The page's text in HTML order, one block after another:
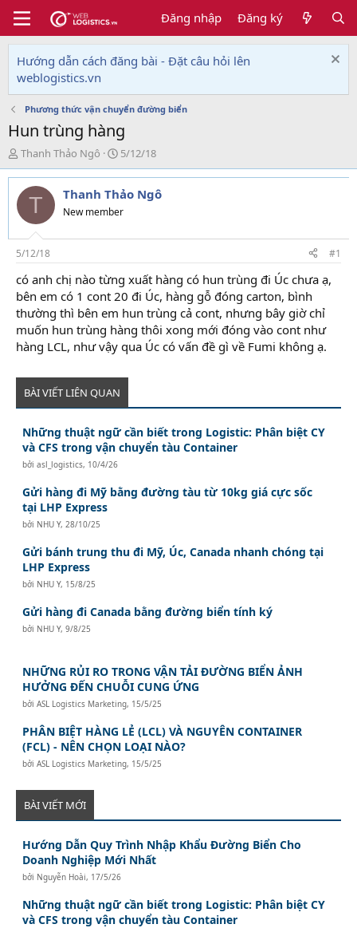
Đăng nhập Đăng ký
Hướng dẫn cách đăng bài - Đặt câu hỏi lên
weblogistics.vn
Phương thức vận chuyển đường biển
Hun trùng hàng
T
h
r
e
d
s
t
a
r
t
e
r
Thanh Thảo Ngô
N
g
à
y
g
i
5/12/18
T Thanh Thảo Ngô
New member
5/12/18 #1
có anh chị nào từng xuất hàng có hun trùng đi Úc chưa ạ,
bên em có 1 cont 20 đi Úc, hàng gỗ đóng carton, bình
thường thì bên em hun trùng cả cont, nhưng bây giờ chỉ
muốn hun trùng hàng thôi xong mới đóng vào cont như
hàng LCL, như vậy qua Úc có vấn đề gì về Fumi không ạ.
BÀI VIẾT LIÊN QUAN
Những thuật ngữ cần biết trong Logistic: Phân biệt CY
và CFS trong vận chuyển tàu Container
bởiasl_logistics, 10/4/26
Gửi hàng đi Mỹ bằng đường tàu từ 10kg giá cực sốc
tại LHP Express
bởi NHU Y, 28/10/25
Gửi bánh trung thu đi Mỹ, Úc, Canada nhanh chóng tại
LHP Express
bởi NHU Y, 15/8/25
Gửi hàng đi Canada bằng đường biển tính ký
bởi NHU Y,9/8/25
NHỮNG RỦI RO TRONG VẬN TẢI ĐƯỜNG BIỂN ẢNH
HƯỞNG ĐẾN CHUỖI CUNG ỨNG
bởiASL Logistics Marketing, 15/5/25
PHÂN BIỆT HÀNG LẺ (LCL) VÀ NGUYÊN CONTAINER
(FCL) - NÊN CHỌN LOẠI NÀO?
bởiASL Logistics Marketing, 15/5/25
BÀI VIẾT MỚI
Hướng Dẫn Quy Trình Nhập Khẩu Đường Biển Cho
Doanh Nghiệp Mới Nhất
bởi Nguyễn Hoài, 17/5/26
Những thuật ngữ cần biết trong Logistic: Phân biệt CY
và CFS trong vận chuyển tàu Container